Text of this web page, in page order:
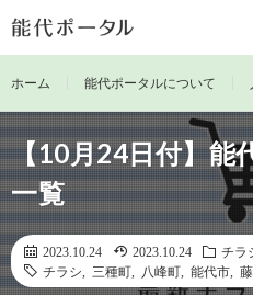
ホーム 能代ポータルについて
【10月24日付】能
一覧
2023.10.24 2023.10.24
チラ
チラシ
三種町 八峰町 能代市